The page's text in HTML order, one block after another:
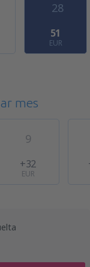
28
51
EUR
mes
9
+32
EUR